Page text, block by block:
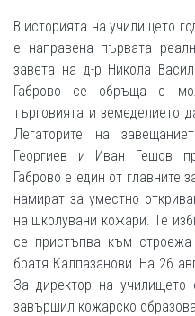
В историята на училището
е направена първата
завета на д-р Никола
Габрово се обръща с
търговията и земеделието
Легаторите на
Георгиев и Иван Гешов
Габрово е един от главните
намират за уместно
на школувани кожари. Те
се пристъпва към
братя Калпазанови. На 26
За директор на училището
завършил кожарско